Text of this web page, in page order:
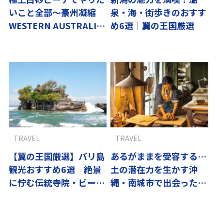
いこと全部〜豪州凝縮
WESTERN AUSTRALIA-
泉・海・街歩きのおすす
め6選｜翼の王国厳選
【翼の王国厳選】バリ島
観光おすすめ6選 絶景
に佇む伝統寺院・ビーチ
TRAVEL
あるがままを受容する…
土の潜在力を生かす沖
縄・南城市で出会ったや
TRAVEL